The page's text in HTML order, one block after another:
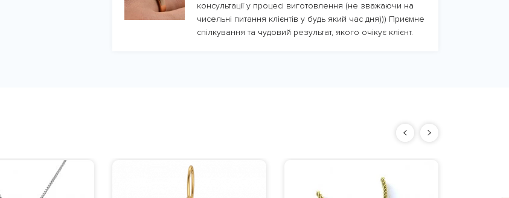
консультації у процесі виготовлення (не зважаючи на
чисельні питання клієнтів у будь який час дня))) Приємне
спілкування та чудовий результат, якого очікує клієнт.